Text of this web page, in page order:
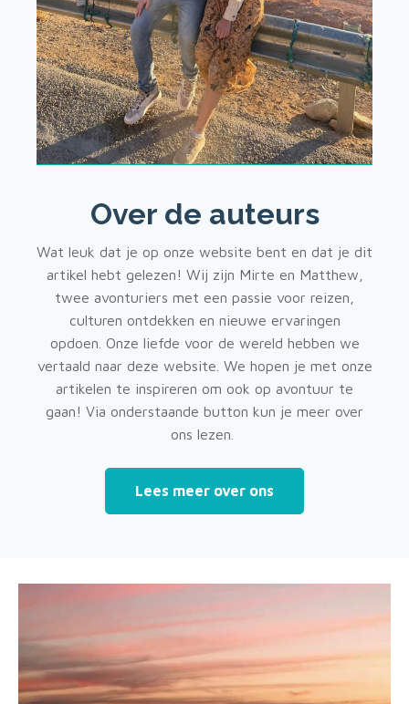
Over de auteurs
Wat leuk dat je op onze website bent en dat je dit
artikel hebt gelezen! Wij zijn Mirte en Matthew,
twee avonturiers met een passie voor reizen,
culturen ontdekken en nieuwe ervaringen
opdoen. Onze liefde voor de wereld hebben we
vertaald naar deze website. We hopen je met onze
artikelen te inspireren om ook op avontuur te
gaan! Via onderstaande button kun je meer over
ons lezen.
Lees meer over ons